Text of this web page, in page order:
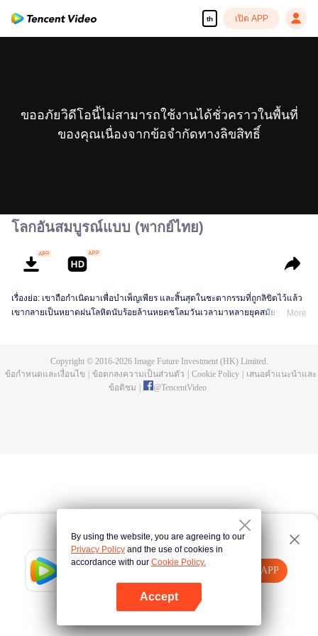
th เปิด APP
Tencent Video
เปิด APP
คลิกที่นี่ ลองใหม่อีกครั้ง
ขออภัยวิดีโอนี้ไม่สามารถใช้งานได้ชั่วคราวในพื้นที่
ของคุณเนื่องจากข้อจำกัดทางลิขสิทธิ์
โลกอันสมบูรณ์แบบ (พากย์ไทย)
เรื่องย่อ: เขาถือกำเนิดมาเพื่อบำเพ็ญเพียร และสิ้นสุดในชะตากรรมที่ถูกลิขิตไว้แล้ว
เขากลายเป็นหยาดฝนโลหิตนับร้อยล้านหยดชโลมวันเวลามาหลายยุคสมัย ผ่านMore
Copyright © 2016-2026Image Future Investment (HK) Limited.
ข้อกำหนดและเงื่อนไข
ข้อตกลงความเป็นส่วนตัว Cookie Policy
เสนอคำแนะนำและ
ข้อติชม
@TencentVideo
By using the website, you are agreeing to our
Privacy Policy and the use of cookies in
accordance with our Cookie Policy.
Accept